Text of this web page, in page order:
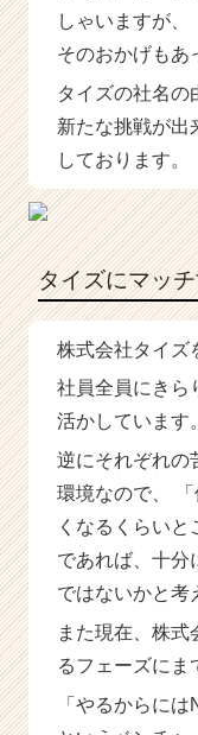
しゃいますが、
そのおかげもあ
タイズの社名の
新たな挑戦が出
しております。
タイズにマッ
株式会社タイズ
社員全員にきら
活かしています。
逆にそれぞれの
環境なので、
くなるくらいと
であれば、十分
ではないかと考
また現在、株
るフェーズにま
「やるからには